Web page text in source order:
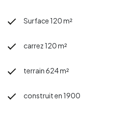
Surface 120 m²
carrez 120 m²
terrain 624 m²
construit en 1900